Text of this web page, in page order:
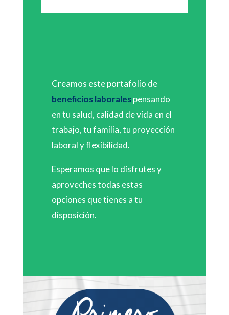
Creamos este portafolio de
beneficios laboralespensando
en tu salud, calidad de vida en el
trabajo, tu familia, tu proyección
laboral y flexibilidad.
Esperamos que lo disfrutes y
aproveches todas estas
opciones que tienes a tu
disposición.